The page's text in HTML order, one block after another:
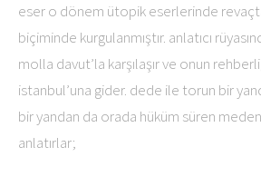
eser o dönem ütopik eserlerinde
biçiminde kurgulanmıştır. anlatıcı
molla davut’la karşılaşır ve onun
istanbul’una gider. dede ile torun bir
bir yandan da orada hüküm süren
anlatırlar;